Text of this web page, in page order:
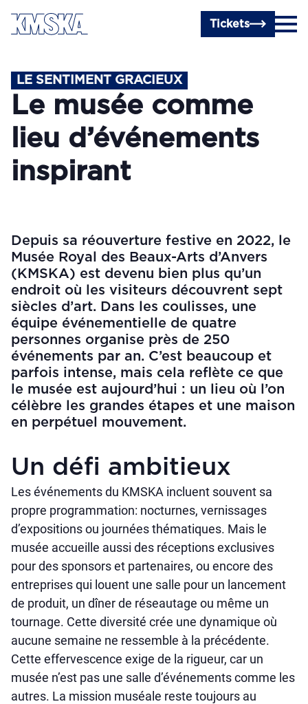
Passer au contenu principal
Tickets
LE SENTIMENT GRACIEUX
Le musée comme
lieu d’événements
inspirant
Depuis sa réouverture festive en 2022, le
Musée Royal des Beaux-Arts d’Anvers
(KMSKA) est devenu bien plus qu’un
endroit où les visiteurs découvrent sept
siècles d’art. Dans les coulisses, une
équipe événementielle de quatre
personnes organise près de 250
événements par an. C’est beaucoup et
parfois intense, mais cela reflète ce que
le musée est aujourd’hui : un lieu où l’on
célèbre les grandes étapes et une maison
en perpétuel mouvement.
Un défi ambitieux
Les événements du KMSKA incluent souvent sa
propre programmation: nocturnes, vernissages
d’expositions ou journées thématiques. Mais le
musée accueille aussi des réceptions exclusives
pour des sponsors et partenaires, ou encore des
entreprises qui louent une salle pour un lancement
de produit, un dîner de réseautage ou même un
tournage. Cette diversité crée une dynamique où
aucune semaine ne ressemble à la précédente.
Cette effervescence exige de la rigueur, car un
musée n’est pas une salle d’événements comme les
autres. La mission muséale reste toujours au